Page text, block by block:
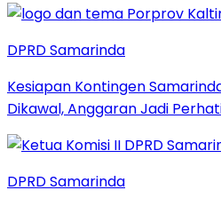
DPRD Samarinda
Kesiapan Kontingen
Dikawal, Anggaran Jadi
DPRD Samarinda